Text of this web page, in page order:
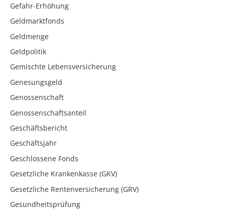
Gefahr-Erhöhung
Geldmarktfonds
Geldmenge
Geldpolitik
Gemischte Lebensversicherung
Genesungsgeld
Genossenschaft
Genossenschaftsanteil
Geschäftsbericht
Geschäftsjahr
Geschlossene Fonds
Gesetzliche Krankenkasse (GKV)
Gesetzliche Rentenversicherung (GRV)
Gesundheitsprüfung